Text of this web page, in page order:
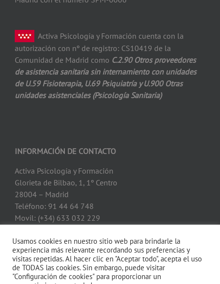
Activa Psicología y Formación cuenta con la
autorización con nº de registro: CS10419 de la
Comunidad de Madrid como C.2.90 Otros proveedores
de asistencia sanitaria sin internamiento con unidades
de U.59 Fisioterapia, U.69 Psiquiatría y U.900 Otras
unidades asistenciales (Psicología Sanitaria)
INFORMACIÓN DE CONTACTO
Activa Psicología y Formación
Glorieta de Bilbao, 1, 1º Centro
28004 – Madrid
Teléfono: 91 44 64 748
Movil: (+34) 633 032 229
Copyright 2022 Activa Psicología y Formación | Política de Privacidad
Usamos cookies en nuestro sitio web para brindarle la
experiencia más relevante recordando sus preferencias y
visitas repetidas. Al hacer clic en "Aceptar todo", acepta el uso
de TODAS las cookies. Sin embargo, puede visitar
"Configuración de cookies" para proporcionar un